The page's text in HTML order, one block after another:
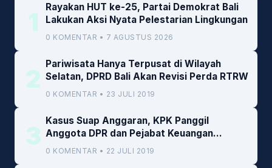
1
Rayakan HUT ke-25, Partai Demokrat Bali
Lakukan Aksi Nyata Pelestarian Lingkungan
0 KOMENTAR • 7 AGUSTUS 2026
2
Pariwisata Hanya Terpusat di Wilayah
Selatan, DPRD Bali Akan Revisi Perda RTRW
0 KOMENTAR • 23 JULI 2019
3
Kasus Suap Anggaran, KPK Panggil
Anggota DPR dan Pejabat Keuangan
Kemenkeu
0 KOMENTAR • 22 JULI 2019